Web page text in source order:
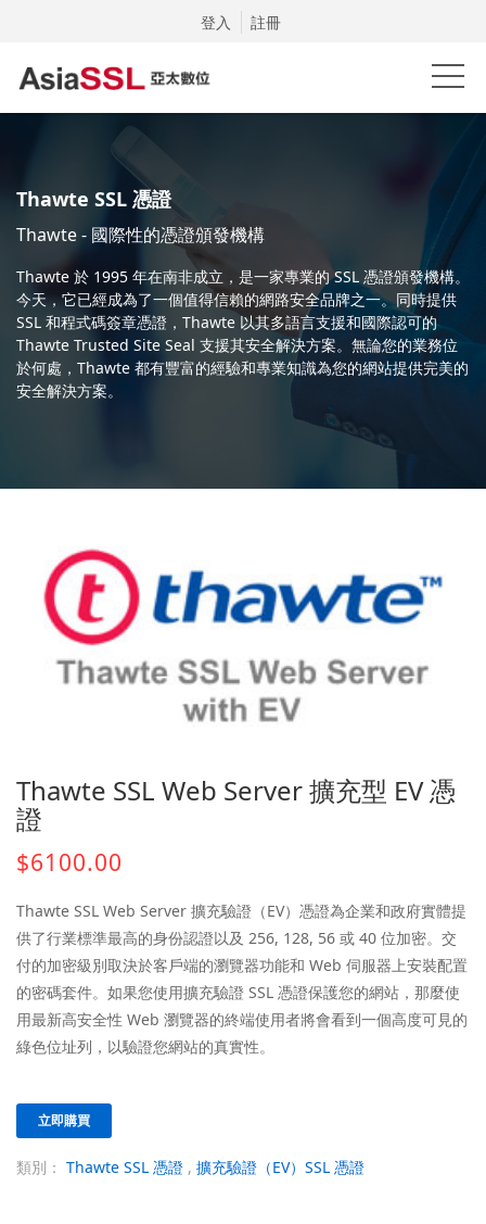
登入 註冊
Thawte SSL 憑證
Thawte - 國際性的憑證頒發機構
Thawte 於 1995 年在南非成立，是一家專業的 SSL 憑證頒發機構。
今天，它已經成為了一個值得信賴的網路安全品牌之一。同時提供
SSL 和程式碼簽章憑證，Thawte 以其多語言支援和國際認可的
Thawte Trusted Site Seal 支援其安全解決方案。無論您的業務位
於何處，Thawte 都有豐富的經驗和專業知識為您的網站提供完美的
安全解決方案。
Thawte SSL Web Server 擴充型 EV 憑
證
$6100.00
Thawte SSL Web Server 擴充驗證（EV）憑證為企業和政府實體提
供了行業標準最高的身份認證以及 256, 128, 56 或 40 位加密。交
付的加密級別取決於客戶端的瀏覽器功能和 Web 伺服器上安裝配置
的密碼套件。如果您使用擴充驗證 SSL 憑證保護您的網站，那麼使
用最新高安全性 Web 瀏覽器的終端使用者將會看到一個高度可見的
綠色位址列，以驗證您網站的真實性。
立即購買
類別： Thawte SSL 憑證 , 擴充驗證（EV）SSL 憑證